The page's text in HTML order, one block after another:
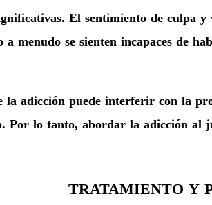
El sentimiento de
menudo se sienten incapaces de
la adicción puede interferir con la
lo tanto, abordar la adicción al
TRATAMIENTO Y